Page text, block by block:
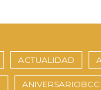
ACTUALIDAD
ANIVERSARIOBCC